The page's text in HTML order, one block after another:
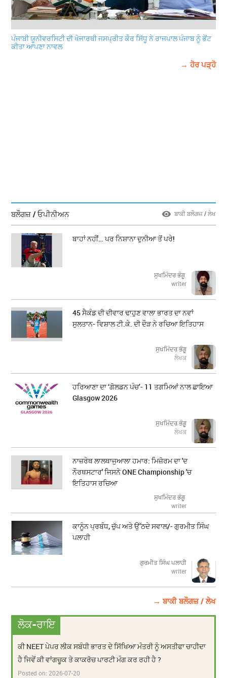
ਪੰਜਾਬੀ ਯੂਨੀਵਰਸਿਟੀ ਦੀ ਖੋਜਾਰਥੀ ਜਸਪ੍ਰੀਤ ਕੌਰ ਸਿੱਧੂ ਨੇ ਰਾਜਪਾਲ ਪੰਜਾਬ ਨੂੰ ਭੇਂਟ
ਕੀਤਾ ਆਪਣਾ ਨਾਵਲ
→ ਹੋਰ ਪੜ੍ਹੋ
ਬਲੌਗਜ਼ / ਓਪੀਨੀਅਨ ਬਾਕੀ ਬਲੌਗਜ਼ / ਲੇਖ
ਬਾਹਾਂ ਨਹੀਂ… ਪਰ ਨਿਸ਼ਾਨਾ ਦੁਨੀਆ ਤੋਂ ਪਰੇ!
ਸੁਖਮਿੰਦਰ ਭੰਗੂ
writer
45 ਸੈਕੰਡ ਦੀ ਦੀਵਾਰ ਢਾਹੁਣ ਵਾਲਾ ਭਾਰਤ ਦਾ ਨਵਾਂ
ਸੁਲਤਾਨ- ਵਿਸ਼ਾਲ ਟੀ.ਕੇ. ਦੀ ਦੌੜ ਨੇ ਰਚਿਆ ਇਤਿਹਾਸ
ਸੁਖਮਿੰਦਰ ਭੰਗੂ
ਲੇਖਕ
ਹਰਿਆਣਾ ਦਾ ‘ਗੋਲਡਨ ਪੰਚ’- 11 ਤਗਮਿਆਂ ਨਾਲ ਛਾਇਆ
Glasgow 2026
ਸੁਖਮਿੰਦਰ ਭੰਗੂ
ਲੇਖਕ
ਨਾਜ਼ਰੇਥ ਲਾਲਥਾਜੁਆਲਾ ਹਮਾਰ: ਮਿਜ਼ੋਰਮ ਦਾ 'ਦ
ਨੌਰਥਸਟਾਰ' ਜਿਸਨੇ ONE Championship 'ਚ
ਇਤਿਹਾਸ ਰਚਿਆ
ਸੁਖਮਿੰਦਰ ਭੰਗੂ
writer
ਕਾਨੂੰਨ ਪ੍ਰਬੰਧ, ਚੁੱਪ ਅਤੇ ਉੱਠਦੇ ਸਵਾਲ/- ਗੁਰਮੀਤ ਸਿੰਘ
ਪਲਾਹੀ
ਗੁਰਮੀਤ ਸਿੰਘ ਪਲਾਹੀ
writer
→ ਬਾਕੀ ਬਲੌਗਜ਼ / ਲੇਖ
ਲੋਕ-ਰਾਇ
ਕੀ NEET ਪੇਪਰ ਲੀਕ ਸਬੰਧੀ ਭਾਰਤ ਦੇ ਸਿੱਖਿਆ ਮੰਤਰੀ ਨੂੰ ਅਸਤੀਫਾ ਚਾਹੀਦਾ
ਹੈ ਜਿਵੇਂ ਕੀ ਵਾਂਗਚੂਕ ਤੇ ਕਾਕਰੋਚ ਪਾਰਟੀ ਮੰਗ ਕਰ ਰਹੀ ਹੈ ?
Posted on:2026-07-20